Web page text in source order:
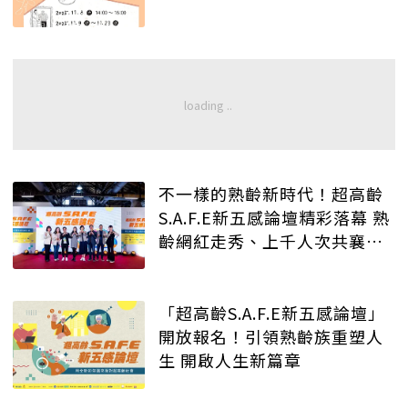
不一樣的熟齡新時代！超高齡
S.A.F.E新五感論壇精彩落幕 熟
齡網紅走秀、上千人次共襄盛
「超高齡S.A.F.E新五感論壇」
開放報名！引領熟齡族重塑人
生 開啟人生新篇章